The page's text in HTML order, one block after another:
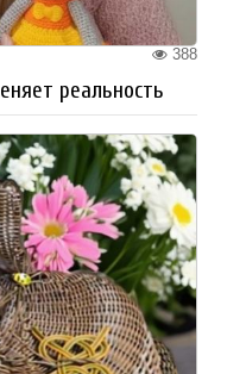
388
реальность